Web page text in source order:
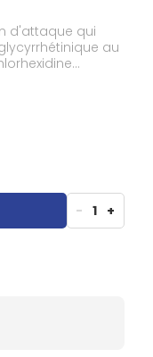
d'attaque qui
au
la formation
durant un mois,
bactéries
la gencive. Une
prolonge
mois
- 1 +